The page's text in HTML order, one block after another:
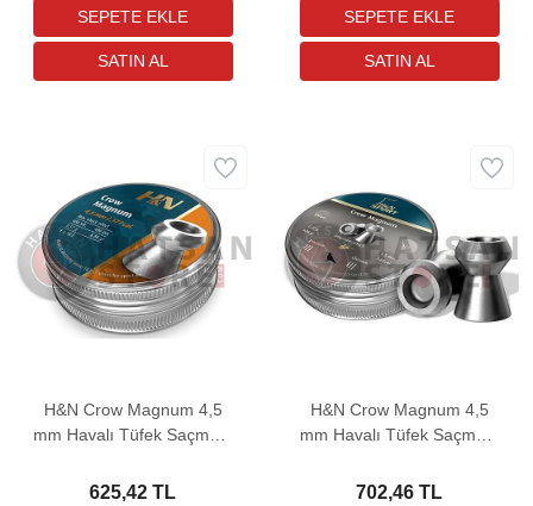
H&N Crow Magnum 4,5
mm Havalı Tüfek Saçması
625,42 TL
H&N Crow Magnum 4,5
mm Havalı Tüfek Saçması
702,46 TL